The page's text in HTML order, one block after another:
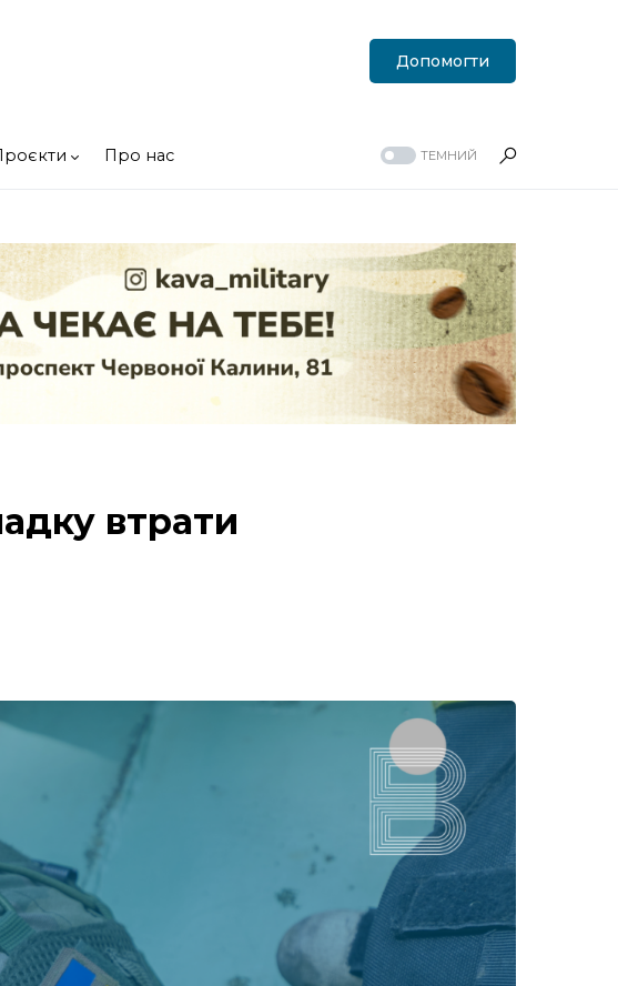
Допомогти
Про нас ТЕМНИЙ
втрати